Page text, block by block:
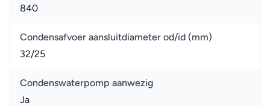
840
Condensafvoer aansluitdiameter od/id (mm)
32/25
Condenswaterpomp aanwezig
Ja